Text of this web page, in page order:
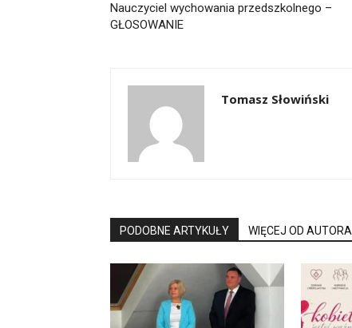
Nauczyciel wychowania przedszkolnego –
GŁOSOWANIE
Tomasz Słowiński
PODOBNE ARTYKUŁY WIĘCEJ OD AUTORA